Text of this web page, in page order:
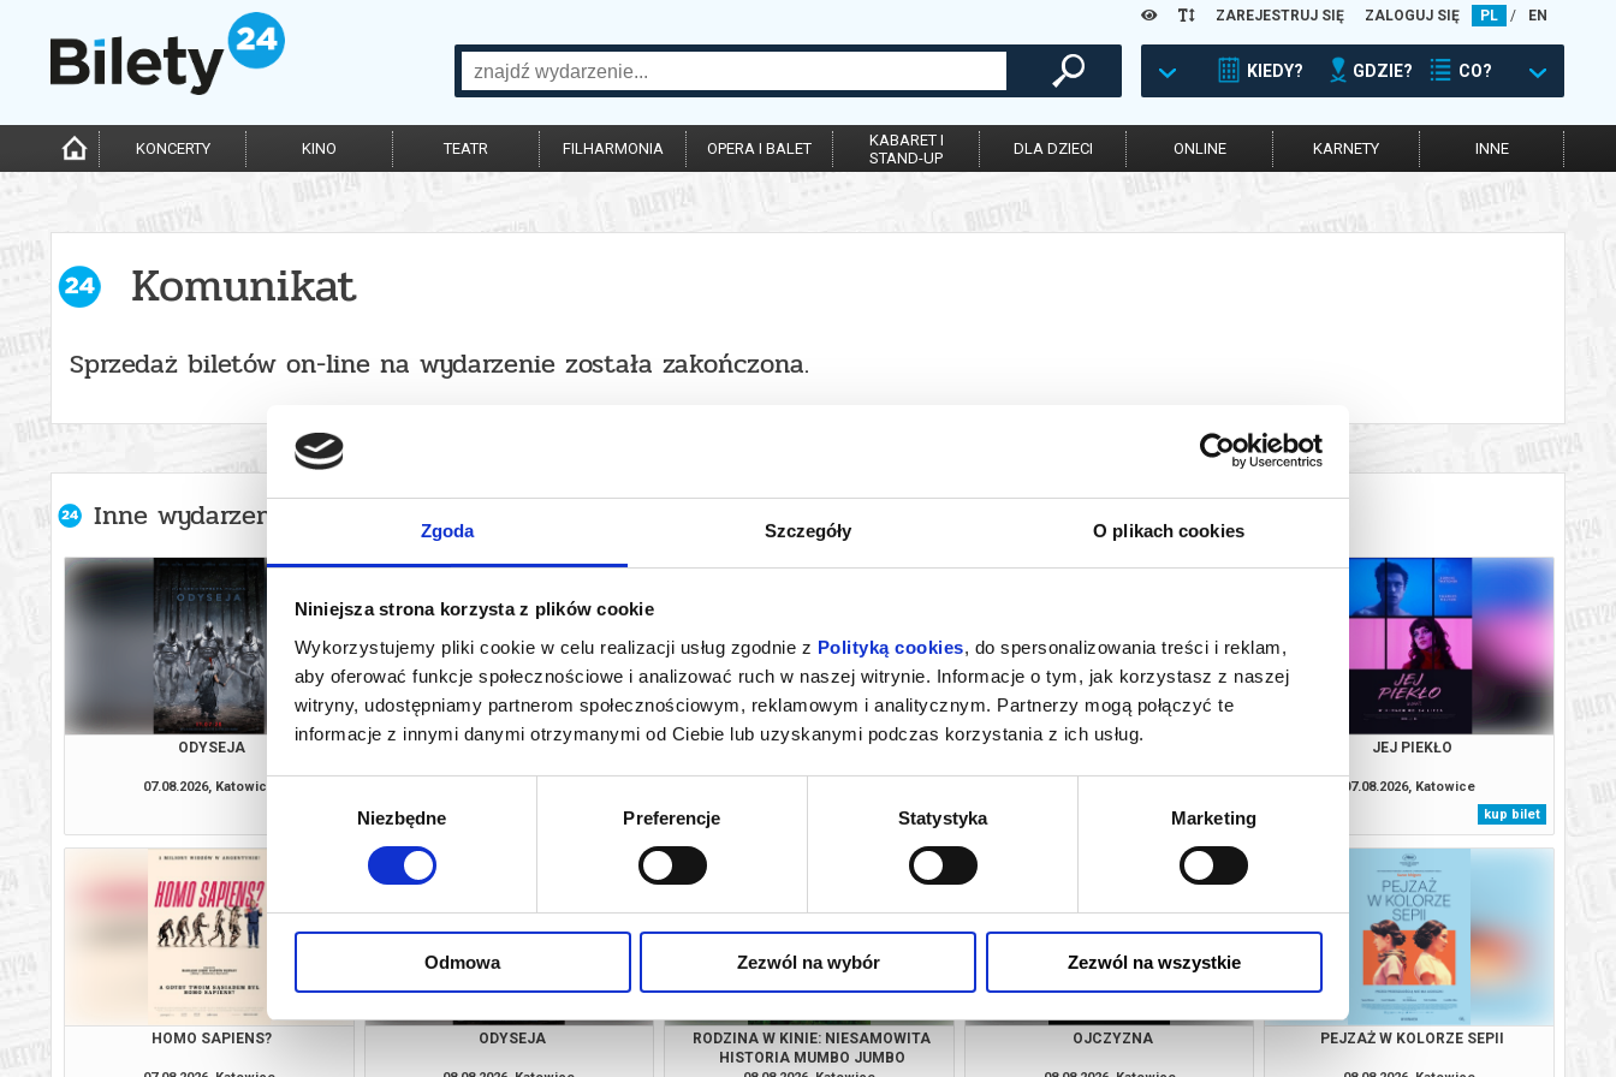
Zgoda Szczegóły O plikach cookies
Niniejsza strona korzysta z plików cookie
Wykorzystujemy pliki cookie w celu realizacji usług zgodnie z Polityką cookies, do spersonalizowania treści i reklam,
aby oferować funkcje społecznościowe i analizować ruch w naszej witrynie. Informacje o tym, jak korzystasz z naszej
witryny, udostępniamy partnerom społecznościowym, reklamowym i analitycznym. Partnerzy mogą połączyć te
informacje z innymi danymi otrzymanymi od Ciebie lub uzyskanymi podczas korzystania z ich usług.
Niezbędne Preferencje Statystyka Marketing
Odmowa Zezwól na wybór Zezwól na wszystkie
ZAREJESTRUJ SIĘ ZALOGUJ SIĘ PL / EN
KIEDY? GDZIE? CO?
KONCERTY KINO TEATR FILHARMONIA OPERA I BALET
KABARET I
STAND-UP
DLA DZIECI ONLINE KARNETY INNE
Komunikat
Sprzedaż biletów on-line na wydarzenie została zakończona.
Inne wydarzenia organizatora
ODYSEJA
07.08.2026, Katowice
PEJZAŻ W KOLORZE SEPII
kup bilet
PRZEDPREMIERA: GORZKIE ŚWIĘTA |
kup bilet
KANDYDACI ŚMIERCI | WAKACJE Z
kup bilet
JEJ PIEKŁO
07.08.2026, Katowice
kup bilet
HOMO SAPIENS? ODYSEJA
RODZINA W KINIE: NIESAMOWITA
HISTORIA MUMBO JUMBO
OJCZYZNA PEJZAŻ W KOLORZE SEPII